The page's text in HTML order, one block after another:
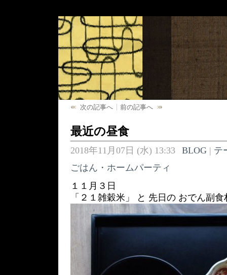
次の記事へ 前の記事へ
最近の昼食
2018年11月07日 (水) 13:33 BLOG| テ
ごはん・ホームパーティ
１１月３日
「２１雑穀米」 と 先日の おでん副